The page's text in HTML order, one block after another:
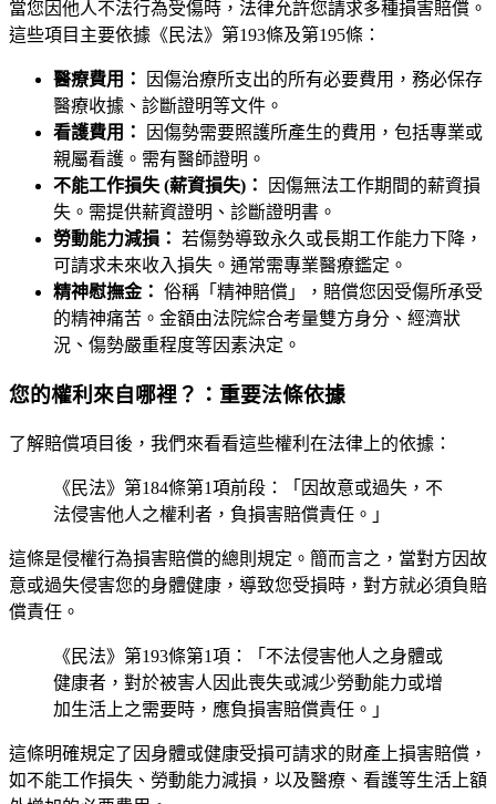
當您因他人不法行為受傷時，法律允許您請求多種損害賠償。
這些項目主要依據《民法》第193條及第195條：
醫療費用：
因傷治療所支出的所有必要費用，務必保存
醫療收據、診斷證明等文件。
看護費用：
因傷勢需要照護所產生的費用，包括專業或
親屬看護。需有醫師證明。
不能工作損失 (薪資損失)：
因傷無法工作期間的薪資損
失。需提供薪資證明、診斷證明書。
勞動能力減損： 若傷勢導致永久或長期工作能力下降，
可請求未來收入損失。通常需專業醫療鑑定。
精神慰撫金： 俗稱「精神賠償」，賠償您因受傷所承受
的精神痛苦。金額由法院綜合考量雙方身分、經濟狀
況、傷勢嚴重程度等因素決定。
您的權利來自哪裡？：重要法條依據
了解賠償項目後，我們來看看這些權利在法律上的依據：
《民法》第184條第1項前段：「因故意或過失，不
法侵害他人之權利者，負損害賠償責任。」
這條是侵權行為損害賠償的總則規定。簡而言之，當對方因故
意或過失侵害您的身體健康，導致您受損時，對方就必須負賠
償責任。
《民法》第193條第1項：「不法侵害他人之身體或
健康者，對於被害人因此喪失或減少勞動能力或增
加生活上之需要時，應負損害賠償責任。」
這條明確規定了因身體或健康受損可請求的財產上損害賠償，
如不能工作損失、勞動能力減損，以及醫療、看護等生活上額